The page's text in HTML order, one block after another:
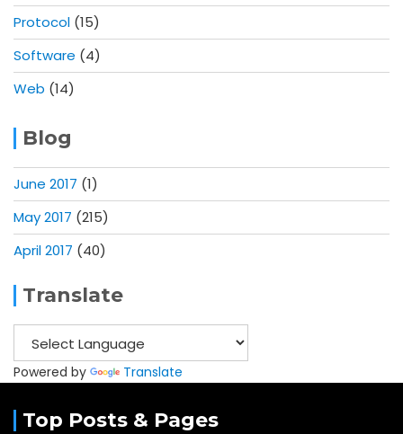
Protocol (15)
Software (4)
Web (14)
Blog
June 2017 (1)
May 2017 (215)
April 2017 (40)
Translate
Powered by Translate
Top Posts & Pages